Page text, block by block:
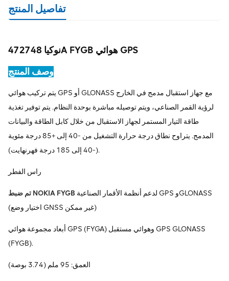
تفاصيل المنتج
نوكيا 472748A FYGB هوائي GPS
وصف المنتج
يتم تركيب هوائي GPS أو GLONASS مع جهاز استقبال مدمج في الخارج
لرؤية القمر الصناعي، ويتم توصيله مباشرة بوحدة النظام. يتم توفير تغذية
طاقة التيار المستمر لجهاز الاستقبال من خلال كابل الطاقة والبيانات
المدمج. يتراوح نطاق درجة حرارة التشغيل من -40 إلى +85 درجة مئوية
(-40 إلى 185 درجة فهرنهايت).
راس الفطر
تم ضبط NOKIA FYGB
(اختيار وضع GNSS غير ممكن)
أبعاد مجموعة هوائي GPS (FYGA) وهوائي مستقبل GPS GLONASS
(FYGB).
العمق: 95 ملم (3.74 بوصة)